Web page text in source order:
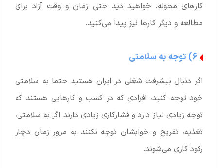
کارهای محوله، خواهید دید حتی زمان و وقت آزاد برای
مطالعه و دیگر کارها نیز پیدا می‌کنید.
۶) توجه به سلامتی
اگر دنبال پیشرفت شغلی در ایران هستید حتما به سلامتی
خود توجه کنید، افرادی که در کسب و کارهایی هستند که
توجه زیادی نیاز دارد و فشارکاری زیادی دارند اگر به سلامتی،
تغذیه، تفریح و خوابشان توجه نکنند به مرور زمان دچار
رکود کاری می‌شوند.